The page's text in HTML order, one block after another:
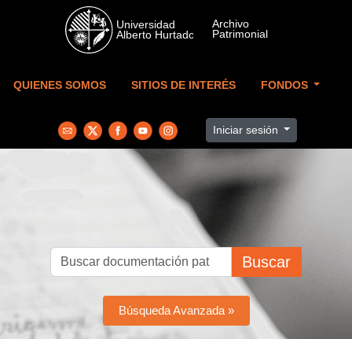
Skip to main content
QUIENES SOMOS SITIOS DE INTERÉS FONDOS
Iniciar sesión
Buscar
Búsqueda Avanzada »